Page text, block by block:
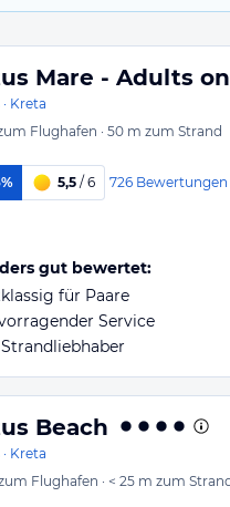
Mare - Adults
· Kreta
Flughafen · 50 m zum Strand
5,5 / 6 726 Bewertungen
gut bewertet:
für Paare
Service
Beach
· Kreta
Flughafen · < 25 m zum